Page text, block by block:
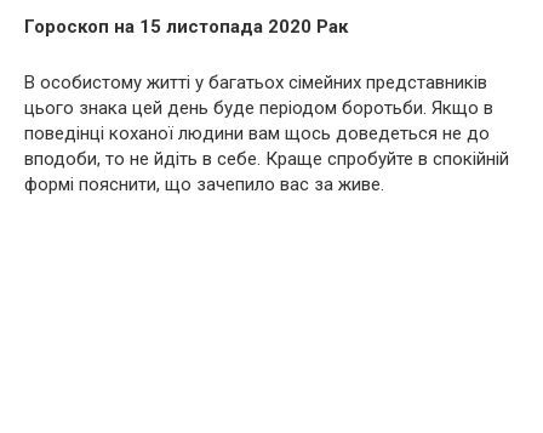
Гороскоп на 15 листопада 2020 Рак
В особистому житті у багатьох сімейних представників
цього знака цей день буде періодом боротьби. Якщо в
поведінці коханої людини вам щось доведеться не до
вподоби, то не йдіть в себе. Краще спробуйте в спокійній
формі пояснити, що зачепило вас за живе.